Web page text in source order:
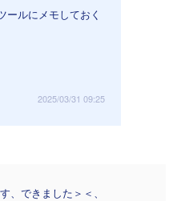
ールにメモしておく
2025/03/31 09:25
、できました＞＜、